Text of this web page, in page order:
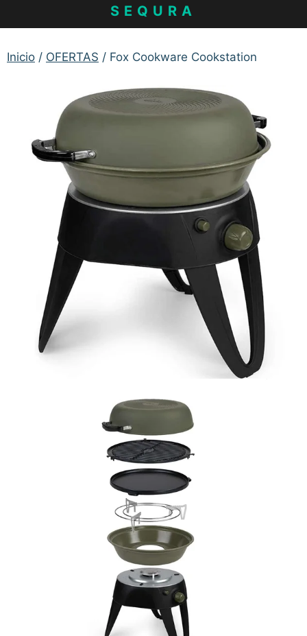
SEQURA
Inicio / OFERTAS / Fox Cookware Cookstation